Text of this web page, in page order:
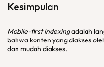
Kesimpulan
Mobile-first indexingadalah
bahwa konten yang diakses
dan mudah diakses.